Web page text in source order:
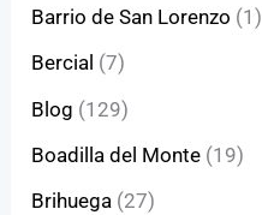
Barrio de San Lorenzo (1)
Bercial (7)
Blog (129)
Boadilla del Monte (19)
Brihuega (27)